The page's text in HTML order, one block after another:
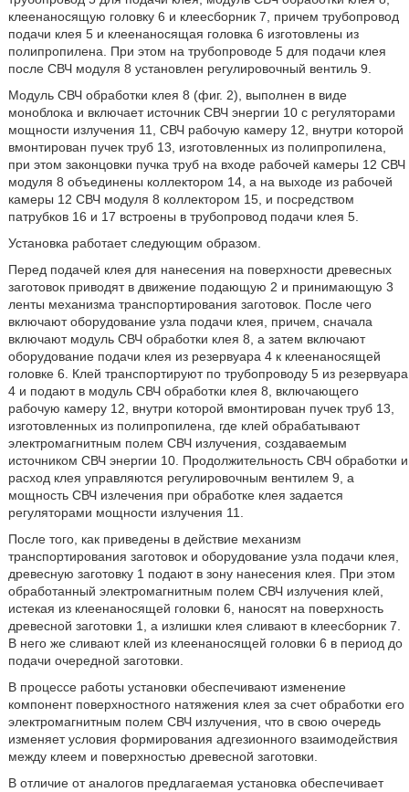
клеенаносящую головку 6 и клеесборник 7, причем трубопровод
подачи клея 5 и клеенаносящая головка 6 изготовлены из
полипропилена. При этом на трубопроводе 5 для подачи клея
после СВЧ модуля 8 установлен регулировочный вентиль 9.
Модуль СВЧ обработки клея 8 (фиг. 2), выполнен в виде
моноблока и включает источник СВЧ энергии 10 с регуляторами
мощности излучения 11, СВЧ рабочую камеру 12, внутри которой
вмонтирован пучек труб 13, изготовленных из полипропилена,
при этом законцовки пучка труб на входе рабочей камеры 12 СВЧ
модуля 8 объединены коллектором 14, а на выходе из рабочей
камеры 12 СВЧ модуля 8 коллектором 15, и посредством
патрубков 16 и 17 встроены в трубопровод подачи клея 5.
Установка работает следующим образом.
Перед подачей клея для нанесения на поверхности древесных
заготовок приводят в движение подающую 2 и принимающую 3
ленты механизма транспортирования заготовок. После чего
включают оборудование узла подачи клея, причем, сначала
включают модуль СВЧ обработки клея 8, а затем включают
оборудование подачи клея из резервуара 4 к клеенаносящей
головке 6. Клей транспортируют по трубопроводу 5 из резервуара
4 и подают в модуль СВЧ обработки клея 8, включающего
рабочую камеру 12, внутри которой вмонтирован пучек труб 13,
изготовленных из полипропилена, где клей обрабатывают
электромагнитным полем СВЧ излучения, создаваемым
источником СВЧ энергии 10. Продолжительность СВЧ обработки и
расход клея управляются регулировочным вентилем 9, а
мощность СВЧ излечения при обработке клея задается
регуляторами мощности излучения 11.
После того, как приведены в действие механизм
транспортирования заготовок и оборудование узла подачи клея,
древесную заготовку 1 подают в зону нанесения клея. При этом
обработанный электромагнитным полем СВЧ излучения клей,
истекая из клеенаносящей головки 6, наносят на поверхность
древесной заготовки 1, а излишки клея сливают в клеесборник 7.
В него же сливают клей из клеенаносящей головки 6 в период до
подачи очередной заготовки.
В процессе работы установки обеспечивают изменение
компонент поверхностного натяжения клея за счет обработки его
электромагнитным полем СВЧ излучения, что в свою очередь
изменяет условия формирования адгезионного взаимодействия
между клеем и поверхностью древесной заготовки.
В отличие от аналогов предлагаемая установка обеспечивает